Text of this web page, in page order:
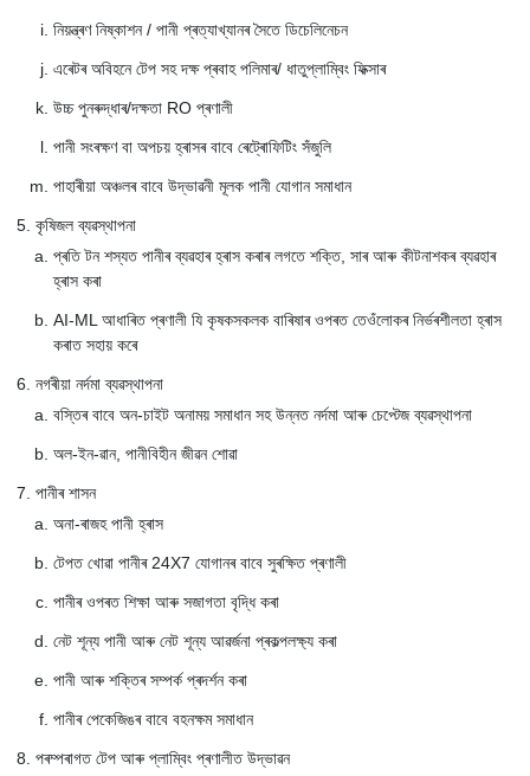
নিয়ন্ত্ৰণ নিষ্কাশন / পানী প্ৰত্যাখ্যানৰ সৈতে ডিচেলিনেচন
এৰেটৰ অবিহনে টেপ সহ দক্ষ প্ৰবাহ পলিমাৰ/ ধাতুপ্লাম্বিং ফিক্সাৰ
উচ্চ পুনৰুদ্ধাৰ/দক্ষতা RO প্ৰণালী
পানী সংৰক্ষণ বা অপচয় হ্ৰাসৰ বাবে ৰেট্ৰোফিটিং সঁজুলি
পাহাৰীয়া অঞ্চলৰ বাবে উদ্ভাৱনী মূলক পানী যোগান সমাধান
কৃষিজল ব্যৱস্থাপনা
প্ৰতি টন শস্যত পানীৰ ব্যৱহাৰ হ্ৰাস কৰাৰ লগতে শক্তি, সাৰ আৰু কীটনাশকৰ ব্যৱহাৰ
হ্ৰাস কৰা
AI-ML আধাৰিত প্ৰণালী যি কৃষকসকলক বাৰিষাৰ ওপৰত তেওঁলোকৰ নিৰ্ভৰশীলতা হ্ৰাস
কৰাত সহায় কৰে
নগৰীয়া নৰ্দমা ব্যৱস্থাপনা
বস্তিৰ বাবে অন-চাইট অনাময় সমাধান সহ উন্নত নৰ্দমা আৰু চেপ্টেজ ব্যৱস্থাপনা
অল-ইন-ৱান, পানীবিহীন জীৱন শোৱা
পানীৰ শাসন
অনা-ৰাজহ পানী হ্ৰাস
টেপত খোৱা পানীৰ 24X7 যোগানৰ বাবে সুৰক্ষিত প্ৰণালী
পানীৰ ওপৰত শিক্ষা আৰু সজাগতা বৃদ্ধি কৰা
নেট শূন্য পানী আৰু নেট শূন্য আৱৰ্জনা প্ৰকল্পলক্ষ্য কৰা
পানী আৰু শক্তিৰ সম্পৰ্ক প্ৰদৰ্শন কৰা
পানীৰ পেকেজিঙৰ বাবে বহনক্ষম সমাধান
পৰম্পৰাগত টেপ আৰু প্লাম্বিং প্ৰণালীত উদ্ভাৱন